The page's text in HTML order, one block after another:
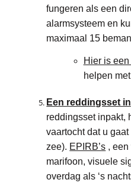
fungeren als een
alarmsysteem en
maximaal 15
Hier is
helpen
Een reddingsset
reddingsset inpakt,
vaartocht dat u
zee). EPIRB’s ,
marifoon, visuele
overdag als ‘s